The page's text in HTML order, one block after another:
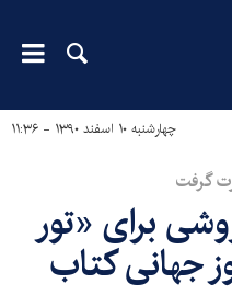
چهارشنبه ۱۰ اسفند ۱۳۹۰ - ۱۱:۳۶
گرفت
کتابفروشی برای «تور
جهانی کتاب